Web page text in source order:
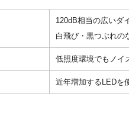
120dB相当の広いダ
白飛び・黒つぶれの
低照度環境でもノイ
近年増加するLEDを